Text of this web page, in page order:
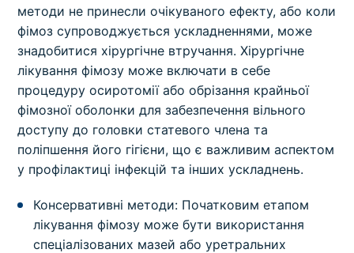
методи не принесли очікуваного ефекту, або коли
фімоз супроводжується ускладненнями, може
знадобитися хірургічне втручання. Хірургічне
лікування фімозу може включати в себе
процедуру осиротомії або обрізання крайньої
фімозної оболонки для забезпечення вільного
доступу до головки статевого члена та
поліпшення його гігієни, що є важливим аспектом
у профілактиці інфекцій та інших ускладнень.
Консервативні методи: Початковим етапом
лікування фімозу може бути використання
спеціалізованих мазей або уретральних